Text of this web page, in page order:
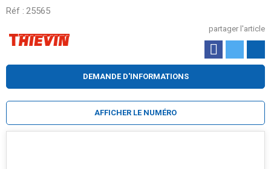
Réf : 25565
partager l'article
DEMANDE D'INFORMATIONS
AFFICHER LE NUMÉRO